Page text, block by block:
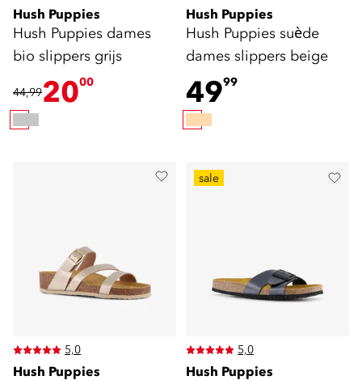
Hush Puppies
Hush Puppies dames
bio slippers grijs
44,992000
Hush Puppies
Hush Puppies suède
dames slippers beige
4999
5,0
Hush Puppies
sale
5,0
Hush Puppies